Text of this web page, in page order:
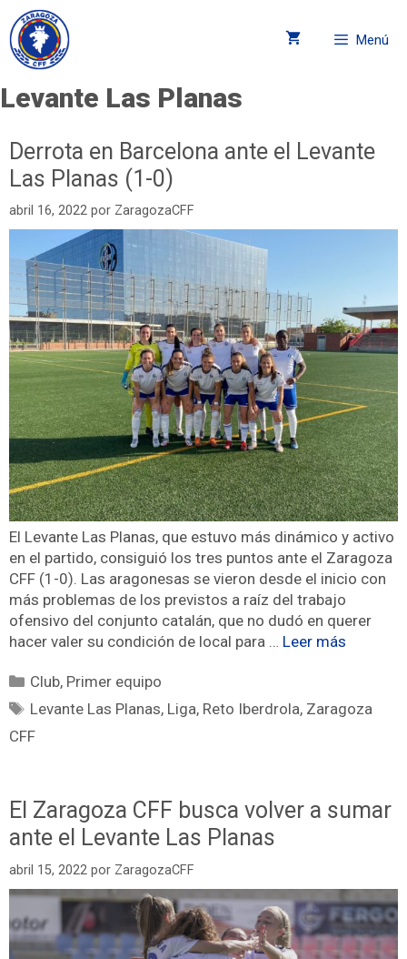
Menú
Levante Las Planas
Derrota en Barcelona ante el Levante
Las Planas (1-0)
abril 16, 2022 por ZaragozaCFF
El Levante Las Planas, que estuvo más dinámico y activo
en el partido, consiguió los tres puntos ante el Zaragoza
CFF (1-0). Las aragonesas se vieron desde el inicio con
más problemas de los previstos a raíz del trabajo
ofensivo del conjunto catalán, que no dudó en querer
hacer valer su condición de local para … Leer más
Club, Primer equipo
Levante Las Planas, Liga, Reto Iberdrola, Zaragoza
CFF
El Zaragoza CFF busca volver a sumar
ante el Levante Las Planas
abril 15, 2022 por ZaragozaCFF